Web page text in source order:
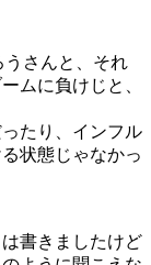
うさんと、それ
ムに負けじと、
たり、インフル
状態じゃなかっ
書きましたけど